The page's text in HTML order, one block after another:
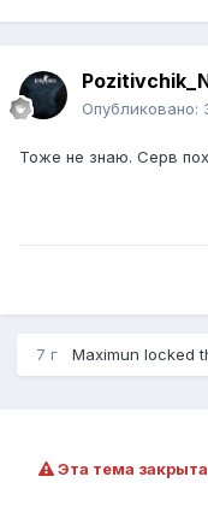
Опубликовано:
Тоже не знаю. Серв
7 г Maximun locked
Эта тема